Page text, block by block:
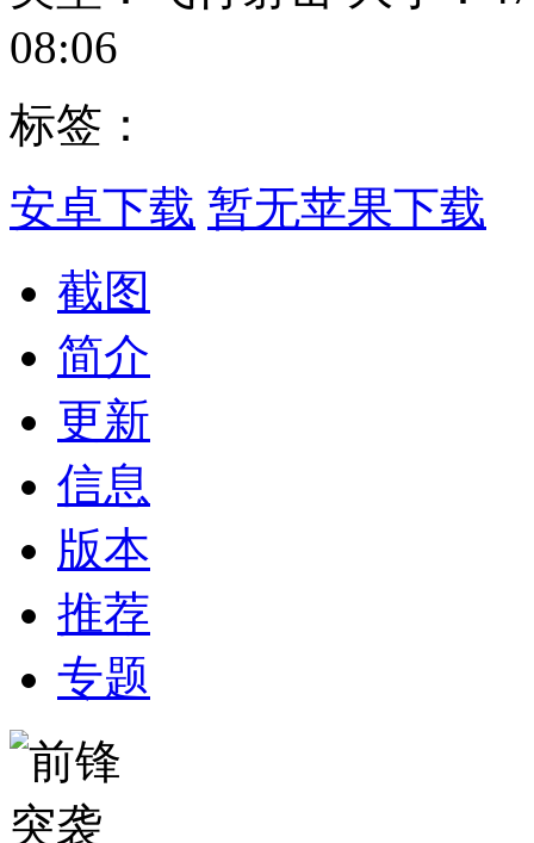
08:06
标签：
安卓下载 暂无苹果下载
截图
简介
更新
信息
版本
推荐
专题